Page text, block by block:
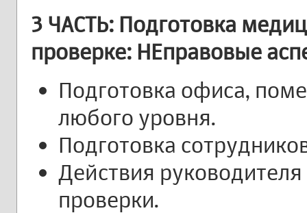
3 ЧАСТЬ: Подготовка
проверке: НЕправовые
Подготовка офиса,
любого уровня.
Подготовка
Действия
проверки.